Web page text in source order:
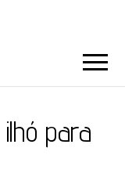
para